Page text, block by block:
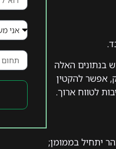
בנתונים האלה
אפשר להקטין
לטווח ארוך.
יתחיל בממומן;